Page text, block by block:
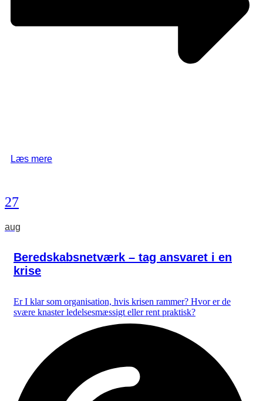
Læs mere
27
aug
Beredskabsnetværk – tag ansvaret i en
krise
Er I klar som organisation, hvis krisen rammer? Hvor er de
svære knaster ledelsesmæssigt eller rent praktisk?